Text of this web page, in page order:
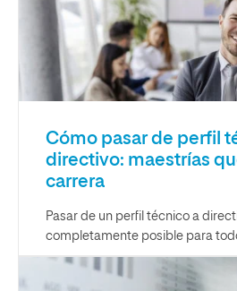
Cómo pasar de perfil
directivo: maestrías
carrera
Pasar de un perfil técnico a
completamente posible para